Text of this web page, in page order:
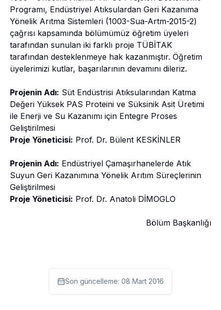
Programı, Endüstriyel Atıksulardan Geri Kazanıma
Yönelik Arıtma Sistemleri (1003-Sua-Artm-2015-2)
çağrısı kapsamında bölümümüz öğretim üyeleri
tarafından sunulan iki farklı proje TÜBİTAK
tarafından desteklenmeye hak kazanmıştır. Öğretim
üyelerimizi kutlar, başarılarının devamını dileriz.
Projenin Adı: Süt Endüstrisi Atıksularından Katma
Değeri Yüksek PAS Proteini ve Süksinik Asit Üretimi
ile Enerji ve Su Kazanımı için Entegre Proses
Geliştirilmesi
Proje Yöneticisi: Prof. Dr. Bülent KESKİNLER
Projenin Adı: Endüstriyel Çamaşırhanelerde Atık
Suyun Geri Kazanımına Yönelik Arıtım Süreçlerinin
Geliştirilmesi
Proje Yöneticisi: Prof. Dr. Anatoli DİMOGLO
Bölüm Başkanlığı
Son güncelleme: 08 Mart 2016